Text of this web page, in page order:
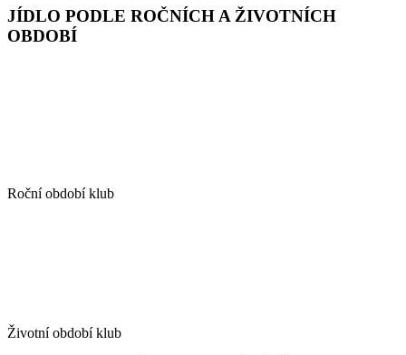
JÍDLO PODLE ROČNÍCH A ŽIVOTNÍCH
OBDOBÍ
Roční období klub
Životní období klub